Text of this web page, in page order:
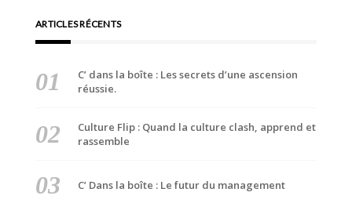
ARTICLES RÉCENTS
C’ dans la boîte : Les secrets d’une ascension
réussie.
Culture Flip : Quand la culture clash, apprend et
rassemble
C’ Dans la boîte : Le futur du management